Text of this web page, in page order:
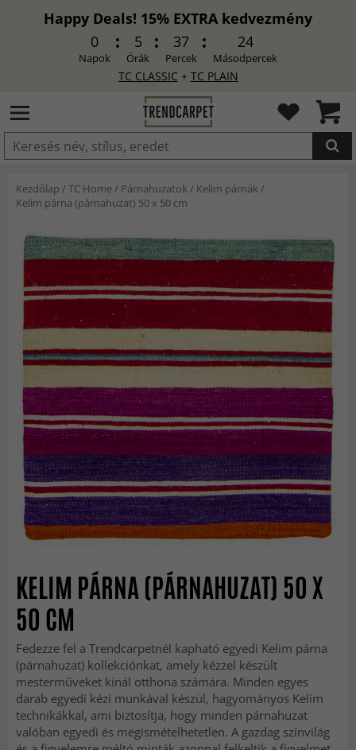
Happy Deals! 15% EXTRA kedvezmény
0
Napok
5
Órák
37
Percek
22
Másodpercek
TC CLASSIC + TC PLAIN
HOZZÁADVA
Kezdőlap /TC Home/ Párnahuzatok / Kelim párnák /
Kelim párna (párnahuzat) 50 x 50 cm
KELIM PÁRNA (PÁRNAHUZAT) 50 X
50 CM
Fedezze fel a Trendcarpetnél kapható egyedi Kelim párna
(párnahuzat) kollekciónkat, amely kézzel készült
mesterműveket kínál otthona számára. Minden egyes
darab egyedi kézi munkával készül, hagyományos Kelim
technikákkal, ami biztosítja, hogy minden párnahuzat
valóban egyedi és megismételhetetlen. A gazdag színvilág